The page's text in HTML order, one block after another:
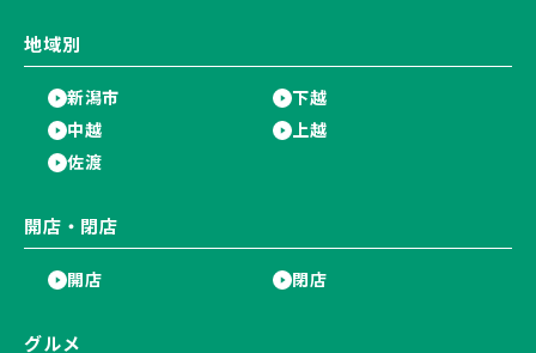
地域別
新潟市
下越
中越
上越
佐渡
開店・閉店
開店 閉店
グルメ